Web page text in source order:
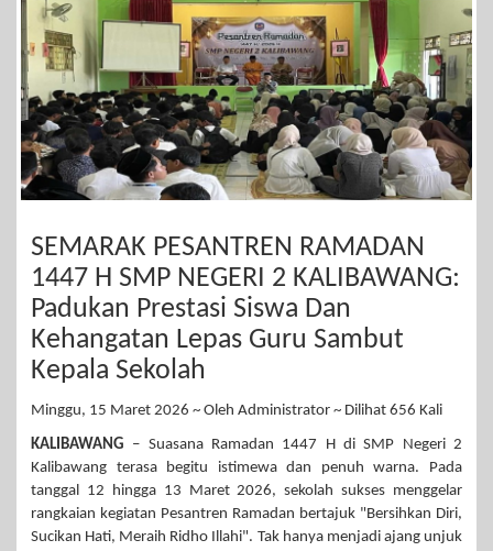
SEMARAK PESANTREN RAMADAN
1447 H SMP NEGERI 2 KALIBAWANG:
Padukan Prestasi Siswa Dan
Kehangatan Lepas Guru Sambut
Kepala Sekolah
Minggu, 15 Maret 2026 ~ Oleh Administrator ~ Dilihat 656 Kali
KALIBAWANG – Suasana Ramadan 1447 H di SMP Negeri 2
Kalibawang terasa begitu istimewa dan penuh warna. Pada
tanggal 12 hingga 13 Maret 2026, sekolah sukses menggelar
rangkaian kegiatan Pesantren Ramadan bertajuk "Bersihkan Diri,
Sucikan Hati, Meraih Ridho Illahi". Tak hanya menjadi ajang unjuk